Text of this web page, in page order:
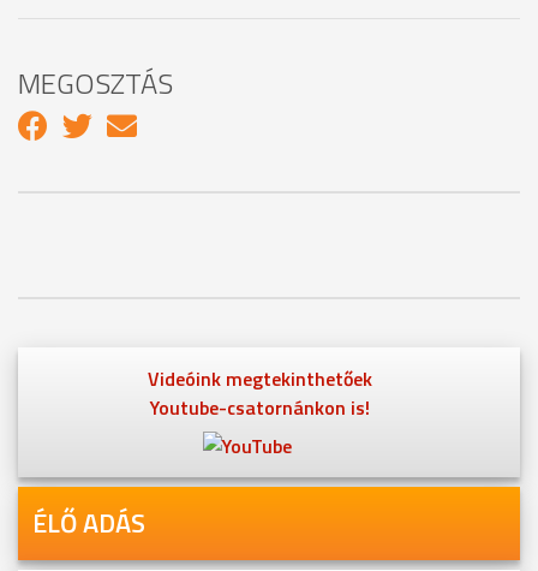
MEGOSZTÁS
Videóink megtekinthetőek
Youtube-csatornánkon is!
ÉLŐ ADÁS